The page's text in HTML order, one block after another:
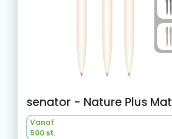
Vanaf
500 st.